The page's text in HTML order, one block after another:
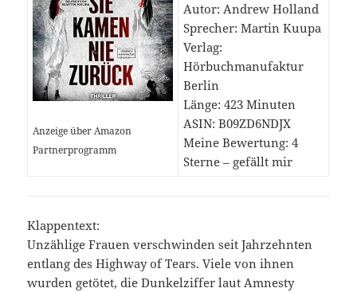
Anzeige über Amazon
Partnerprogramm
Autor: Andrew Holland
Sprecher: Martin Kuupa
Verlag:
Hörbuchmanufaktur
Berlin
Länge: 423 Minuten
ASIN: B09ZD6NDJX
Meine Bewertung: 4
Sterne – gefällt mir
Klappentext:
Unzählige Frauen verschwinden seit Jahrzehnten
entlang des Highway of Tears. Viele von ihnen
wurden getötet, die Dunkelziffer laut Amnesty